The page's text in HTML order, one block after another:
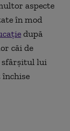
aspecte
în mod
după
căi de
sfârşitul lui
închise